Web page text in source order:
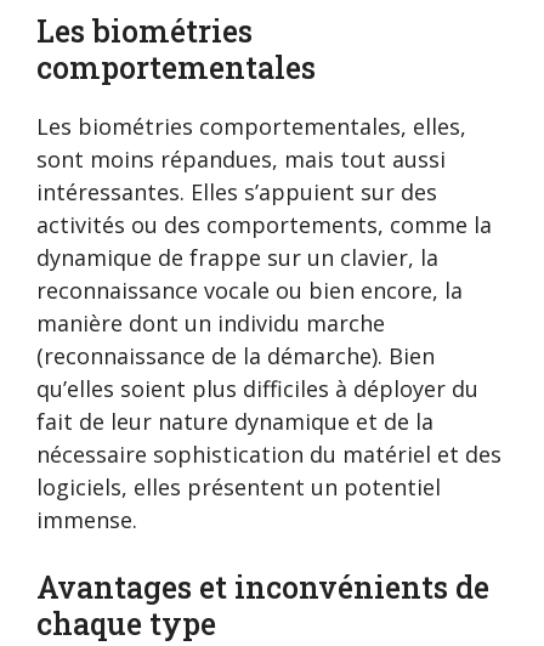
Les biométries
comportementales
Les biométries comportementales, elles,
sont moins répandues, mais tout aussi
intéressantes. Elles s’appuient sur des
activités ou des comportements, comme la
dynamique de frappe sur un clavier, la
reconnaissance vocale ou bien encore, la
manière dont un individu marche
(reconnaissance de la démarche). Bien
qu’elles soient plus difficiles à déployer du
fait de leur nature dynamique et de la
nécessaire sophistication du matériel et des
logiciels, elles présentent un potentiel
immense.
Avantages et inconvénients de
chaque type